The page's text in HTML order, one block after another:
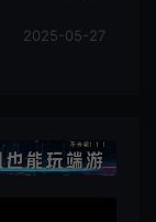
2025-05-27